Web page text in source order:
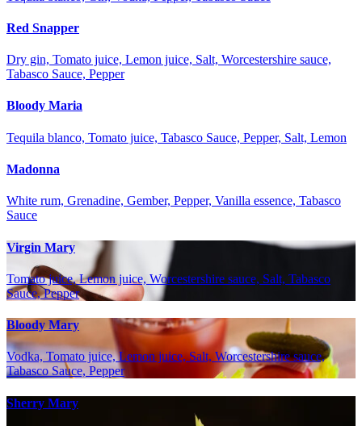
Red Snapper
Dry gin, Tomato juice, Lemon juice, Salt, Worcestershire sauce,
Tabasco Sauce, Pepper
Bloody Maria
Tequila blanco, Tomato juice, Tabasco Sauce, Pepper, Salt, Lemon
Madonna
White rum, Grenadine, Gember, Pepper, Vanilla essence, Tabasco
Sauce
Virgin Mary
Tomato juice, Lemon juice, Worcestershire sauce, Salt, Tabasco
Sauce, Pepper
Bloody Mary
Vodka, Tomato juice, Lemon juice, Salt, Worcestershire sauce,
Tabasco Sauce, Pepper
Sherry Mary